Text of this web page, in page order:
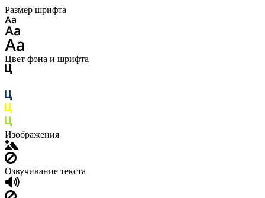
Размер шрифта
Цвет фона и шрифта
Изображения
Озвучивание текста